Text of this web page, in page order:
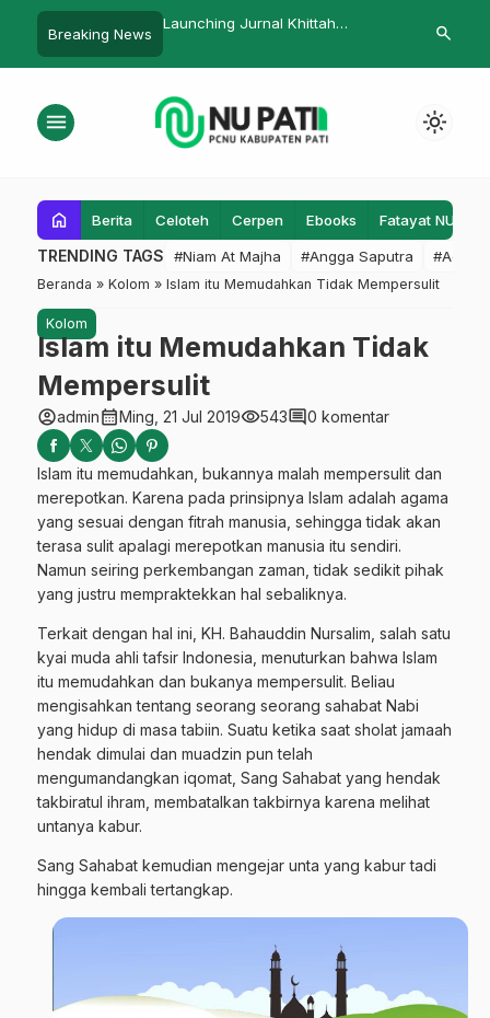
Breaking News
Launching Jurnal Khittah
Lakpesdam NU Pati Edisi II
Hadiri Apel Hari Ibu, Ini Pesan search
menu light_mode
home Berita Celoteh Cerpen Ebooks Fatayat NU
TRENDING TAGS #Niam At Majha #Angga Saputra #Admin
Beranda » Kolom » Islam itu Memudahkan Tidak Mempersulit
Kolom
Islam itu Memudahkan Tidak
Mempersulit
account_circleadmincalendar_monthMing, 21 Jul 2019visibility543comment0 komentar
Islam itu memudahkan, bukannya malah mempersulit dan
merepotkan. Karena pada prinsipnya Islam adalah agama
yang sesuai dengan fitrah manusia, sehingga tidak akan
terasa sulit apalagi merepotkan manusia itu sendiri.
Namun seiring perkembangan zaman, tidak sedikit pihak
yang justru mempraktekkan hal sebaliknya.
Terkait dengan hal ini, KH. Bahauddin Nursalim, salah satu
kyai muda ahli tafsir Indonesia, menuturkan bahwa Islam
itu memudahkan dan bukanya mempersulit. Beliau
mengisahkan tentang seorang seorang sahabat Nabi
yang hidup di masa tabiin. Suatu ketika saat sholat jamaah
hendak dimulai dan muadzin pun telah
mengumandangkan iqomat, Sang Sahabat yang hendak
takbiratul ihram, membatalkan takbirnya karena melihat
untanya kabur.
Sang Sahabat kemudian mengejar unta yang kabur tadi
hingga kembali tertangkap.